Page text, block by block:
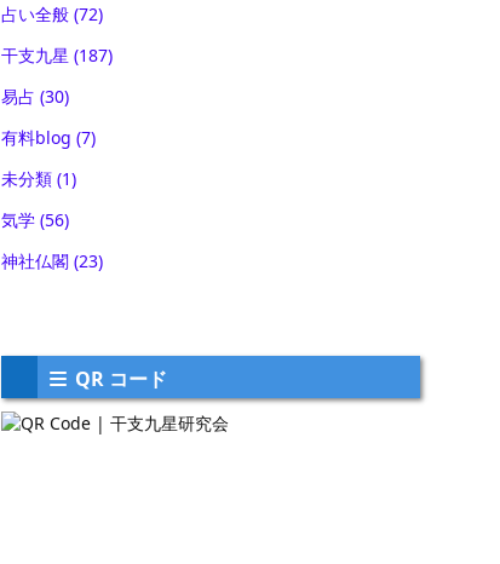
占い全般 (72)
干支九星 (187)
易占 (30)
有料blog (7)
未分類 (1)
気学 (56)
神社仏閣 (23)
QR コード